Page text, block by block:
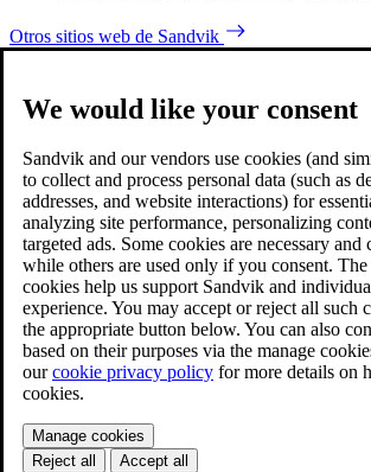
Otros sitios web de Sandvik
We would like your consent
Sandvik and our vendors use cookies (and
to collect and process personal data (such as
addresses, and website interactions) for
analyzing site performance, personalizing
targeted ads. Some cookies are necessary and
while others are used only if you consent. The
cookies help us support Sandvik and
experience. You may accept or reject all such
the appropriate button below. You can also
based on their purposes via the manage
ourcookie privacy policy for more details on
cookies.
Manage cookies
Reject all
Accept all